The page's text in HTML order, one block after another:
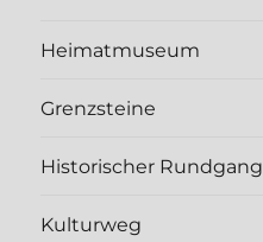
Heimatmuseum
Grenzsteine
Historischer Rundgang
Kulturweg